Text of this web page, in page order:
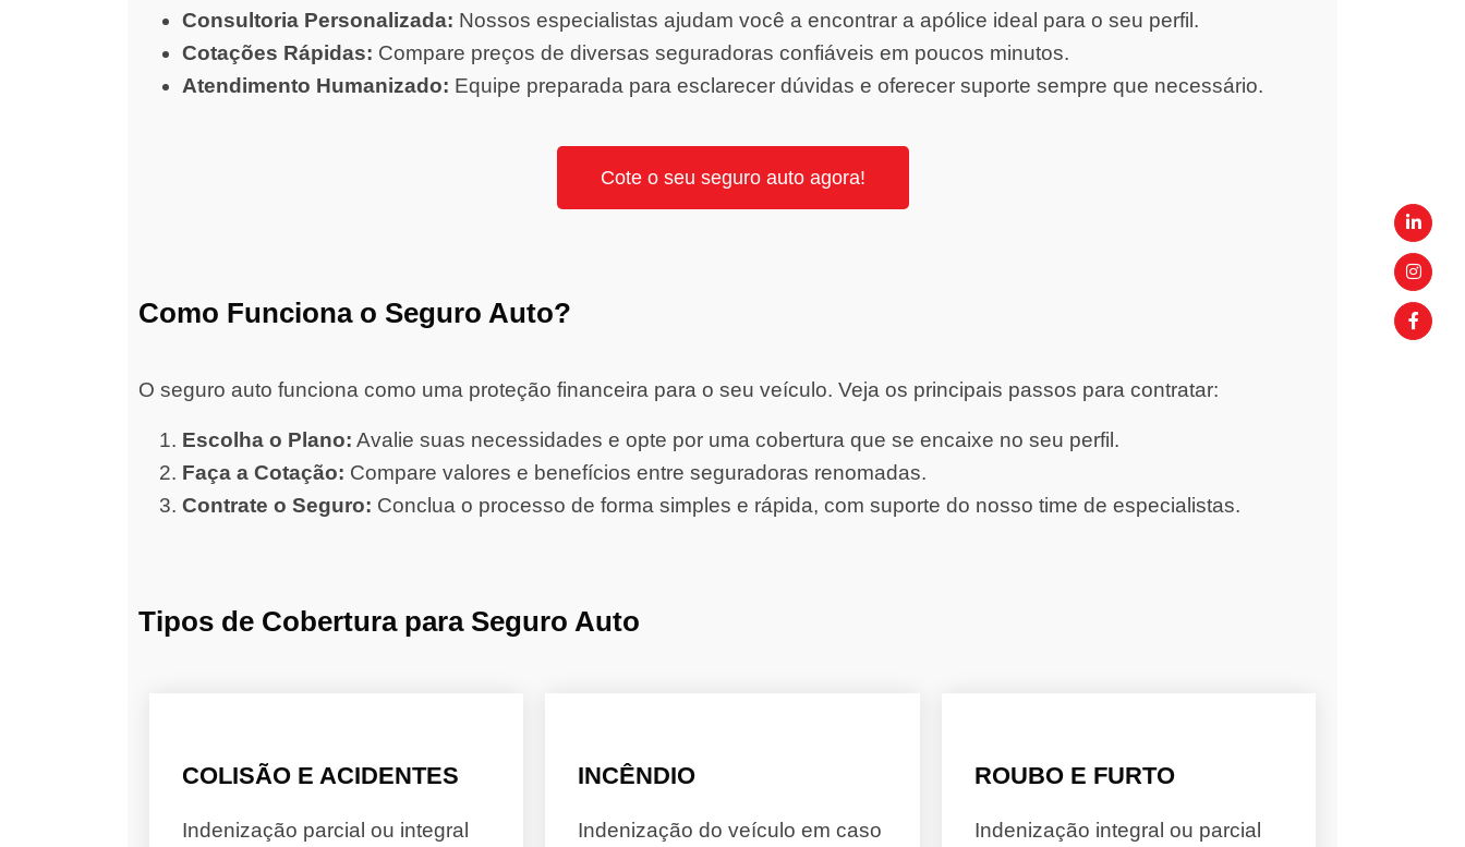
Consultoria Personalizada: Nossos especialistas ajudam você a encontrar a apólice ideal para o seu perfil.
Cotações Rápidas: Compare preços de diversas seguradoras confiáveis em poucos minutos.
Atendimento Humanizado: Equipe preparada para esclarecer dúvidas e oferecer suporte sempre que necessário.
Cote o seu seguro auto agora!
Como Funciona o Seguro Auto?
O seguro auto funciona como uma proteção financeira para o seu veículo. Veja os principais passos para contratar:
Escolha o Plano: Avalie suas necessidades e opte por uma cobertura que se encaixe no seu perfil.
Faça a Cotação: Compare valores e benefícios entre seguradoras renomadas.
Contrate o Seguro: Conclua o processo de forma simples e rápida, com suporte do nosso time de especialistas.
Tipos de Cobertura para Seguro Auto
COLISÃO E ACIDENTES
Indenização parcial ou integral
INCÊNDIO
Indenização do veículo em caso
ROUBO E FURTO
Indenização integral ou parcial